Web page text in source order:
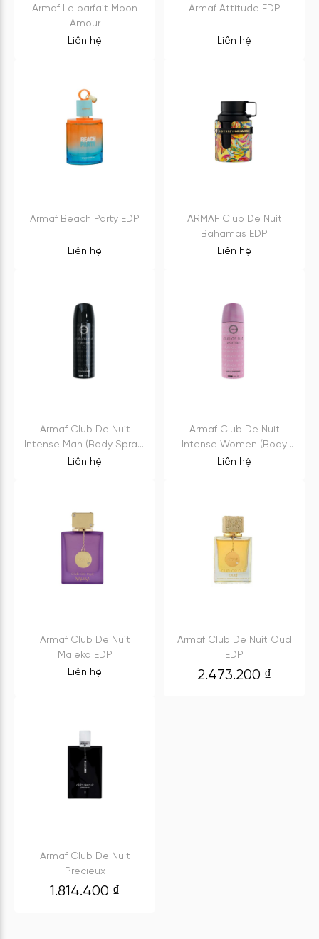
Armaf Le parfait Moon
Amour
Liên hệ
Armaf Attitude EDP
Liên hệ
Armaf Beach Party EDP
Liên hệ
ARMAF Club De Nuit
Bahamas EDP
Liên hệ
Armaf Club De Nuit
Intense Man (Body Spray)
200ml
Liên hệ
Armaf Club De Nuit
Intense Women (Body
Spray) 200ml
Liên hệ
Armaf Club De Nuit
Maleka EDP
Liên hệ
Armaf Club De Nuit Oud
EDP
2.473.200 ₫
Armaf Club De Nuit
Precieux
1.814.400 ₫